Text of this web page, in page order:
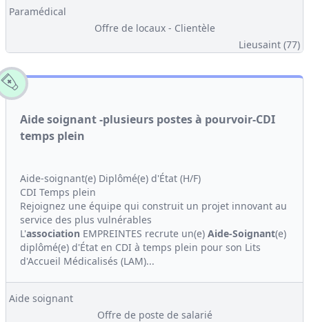
Paramédical
Offre de locaux - Clientèle
Lieusaint (77)
Aide soignant -plusieurs postes à pourvoir-CDI
temps plein
Aide-soignant(e) Diplômé(e) d'État (H/F)
CDI Temps plein
Rejoignez une équipe qui construit un projet innovant au
service des plus vulnérables
L'association EMPREINTES recrute un(e) Aide-Soignant(e)
diplômé(e) d'État en CDI à temps plein pour son Lits
d'Accueil Médicalisés (LAM)...
Aide soignant
Offre de poste de salarié